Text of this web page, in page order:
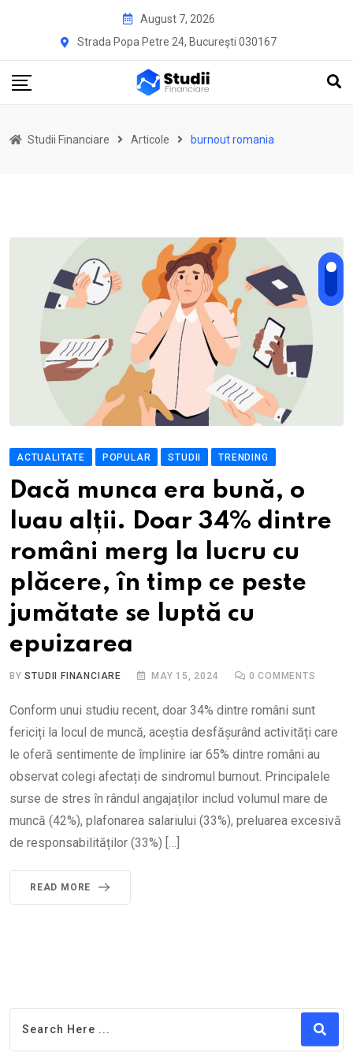
August 7, 2026
Strada Popa Petre 24, București 030167
Studii Financiare Articole burnout romania
ACTUALITATE POPULAR STUDII TRENDING
Dacă munca era bună, o
luau alții. Doar 34% dintre
români merg la lucru cu
plăcere, în timp ce peste
jumătate se luptă cu
epuizarea
BYSTUDII FINANCIARE MAY 15, 2024 0 COMMENTS
Conform unui studiu recent, doar 34% dintre români sunt
fericiți la locul de muncă, aceștia desfășurând activități care
le oferă sentimente de împlinire iar 65% dintre români au
observat colegi afectați de sindromul burnout. Principalele
surse de stres în rândul angajaților includ volumul mare de
muncă (42%), plafonarea salariului (33%), preluarea excesivă
de responsabilităților (33%) […]
READ MORE